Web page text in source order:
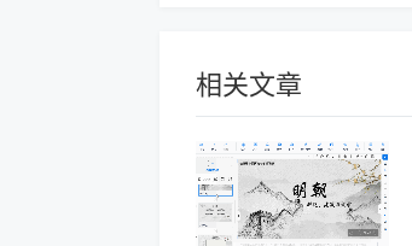
相关文章